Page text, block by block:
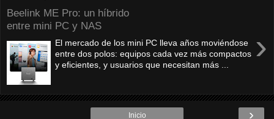
Beelink ME Pro: un híbrido
entre mini PC y NAS
›
El mercado de los mini PC lleva años moviéndose
entre dos polos: equipos cada vez más compactos
y eficientes, y usuarios que necesitan más ...
›
Inicio